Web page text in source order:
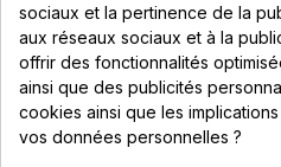
Lundi au
8h -
uniquement
sociaux et la pertinence de la
aux réseaux sociaux et à la
offrir des fonctionnalités
ainsi que des publicités
cookies ainsi que les
vos données personnelles ?